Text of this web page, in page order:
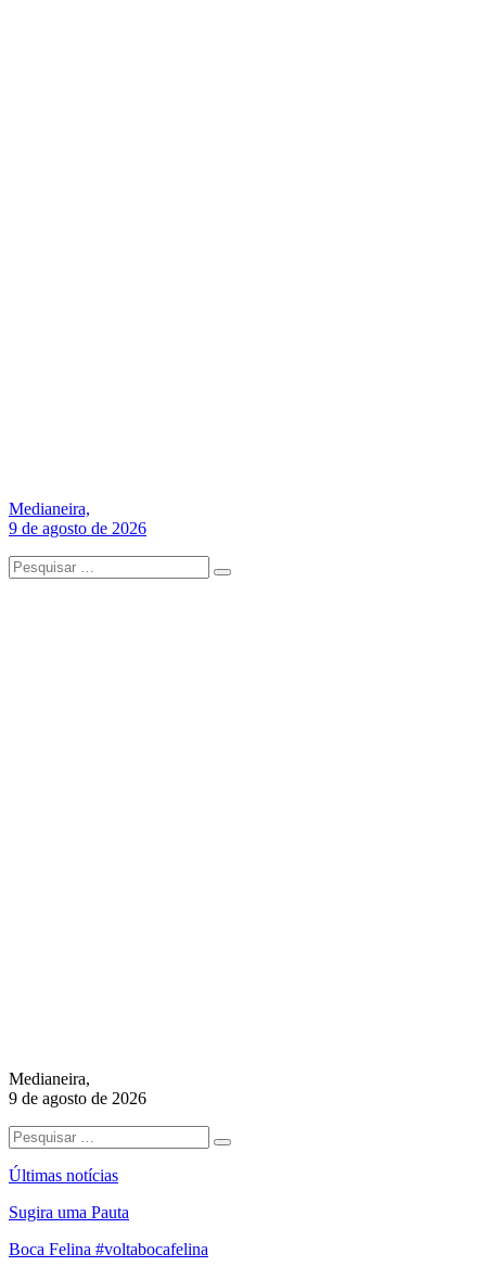
Medianeira,
9 de agosto de 2026
Medianeira,
9 de agosto de 2026
Últimas notícias
Sugira uma Pauta
Boca Felina #voltabocafelina